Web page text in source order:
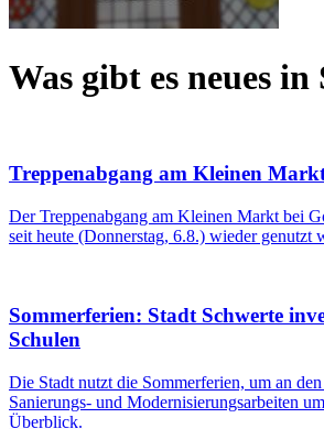
Was gibt es neues in
Treppenabgang am Kleinen
Der Treppenabgang am Kleinen Markt bei
seit heute (Donnerstag, 6.8.) wieder genutzt
Sommerferien: Stadt Schwerte
Schulen
Die Stadt nutzt die Sommerferien, um an
Sanierungs- und Modernisierungsarbeiten
Überblick.